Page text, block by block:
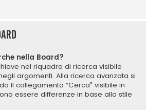
nella Board?
nel riquadro di ricerca visibile
argomenti. Alla ricerca avanzata si
il collegamento “Cerca” visibile in
essere differenze in base allo stile